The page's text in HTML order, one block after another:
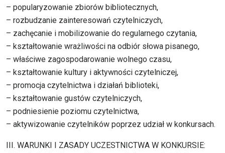
– popularyzowanie zbiorów bibliotecznych,
– rozbudzanie zainteresowań czytelniczych,
– zachęcanie i mobilizowanie do regularnego czytania,
– kształtowanie wrażliwości na odbiór słowa pisanego,
– właściwe zagospodarowanie wolnego czasu,
– kształtowanie kultury i aktywności czytelniczej,
– promocja czytelnictwa i działań biblioteki,
– kształtowanie gustów czytelniczych,
– podniesienie poziomu czytelnictwa,
– aktywizowanie czytelników poprzez udział w konkursach.
III. WARUNKI I ZASADY UCZESTNICTWA W KONKURSIE: